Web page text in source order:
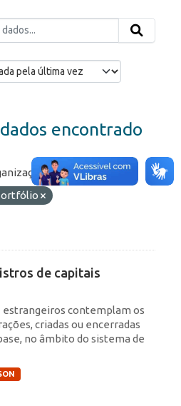
encontrado
BCB/Dstat
de capitais
estrangeiros contemplam os
criadas ou encerradas
no âmbito do sistema de